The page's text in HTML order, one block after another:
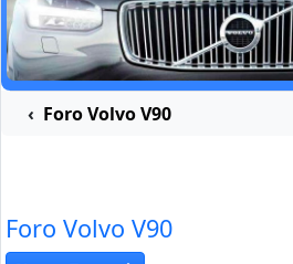
Foro Volvo V90
Foro Volvo V90